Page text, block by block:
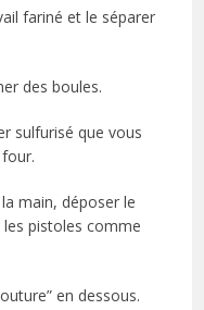
fariné et le séparer
des boules.
sulfurisé que vous
main, déposer le
pistoles comme
en dessous.